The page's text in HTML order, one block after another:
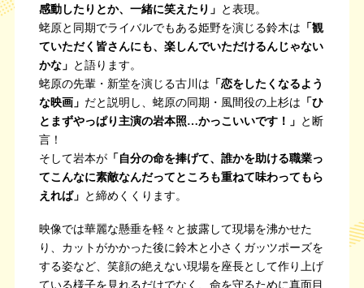
感動したりとか、一緒に笑えたり」 と表現。
蛯原と同期でライバルでもある姫野を演じる鈴木は 「観
ていただく皆さんにも、楽しんでいただけるんじゃない
かな」 と語ります。
蛯原の先輩・新堂を演じる古川は 「恋をしたくなるよう
な映画」 だと説明し、蛯原の同期・風間役の上杉は 「ひ
とまずやっぱり主演の岩本照…かっこいいです！」 と断
言！
そして岩本が「自分の命を捧げて、誰かを助ける職業っ
てこんなに素敵なんだってところも重ねて味わってもら
えれば」 と締めくくります。
映像では華麗な懸垂を軽々と披露して現場を沸かせた
り、カットがかかった後に鈴木と小さくガッツポーズを
する姿など、笑顔の絶えない現場を座長として作り上げ
ている様子を見れるだけでなく、命を守るために真面目